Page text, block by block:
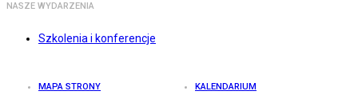
NASZE WYDARZENIA
Szkolenia i konferencje
MAPA STRONY KALENDARIUM